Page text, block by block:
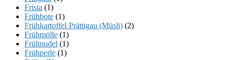
Frisia (1)
Frühbote (1)
Frühkartoffel Prättigau (Müsli) (2)
Frühmölle (1)
Frühnudel (1)
Frühperle (1)